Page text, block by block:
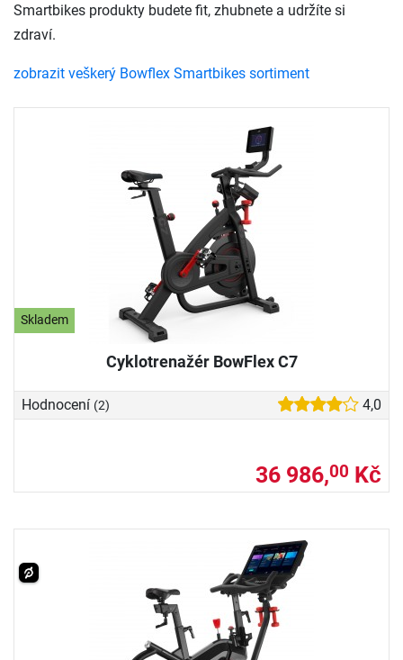
Skladem
Cyklotrenažér BowFlex C7
Hodnocení (2) 4,0
36 986,00 Kč
Smartbikes produkty budete fit, zhubnete a udržíte si
zdraví.
zobrazit veškerý Bowflex Smartbikes sortiment